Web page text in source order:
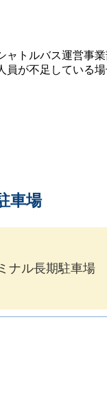
トルバス運営事
員が不足している
車場
ナル長期駐車場